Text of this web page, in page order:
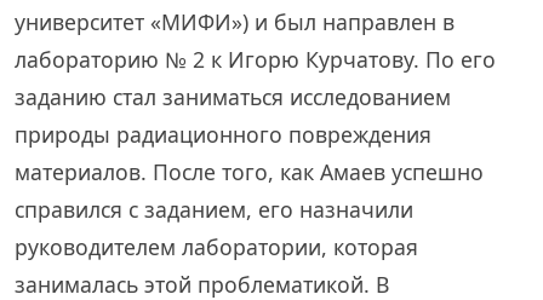
университет «МИФИ») и был направлен в
лабораторию № 2 к Игорю Курчатову. По его
заданию стал заниматься исследованием
природы радиационного повреждения
материалов. После того, как Амаев успешно
справился с заданием, его назначили
руководителем лаборатории, которая
занималась этой проблематикой. В